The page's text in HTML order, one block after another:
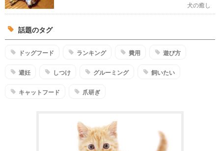
犬の癒し
話題のタグ
ドッグフード ランキング 費用 遊び方
避妊 しつけ グルーミング 飼いたい
キャットフード 爪研ぎ